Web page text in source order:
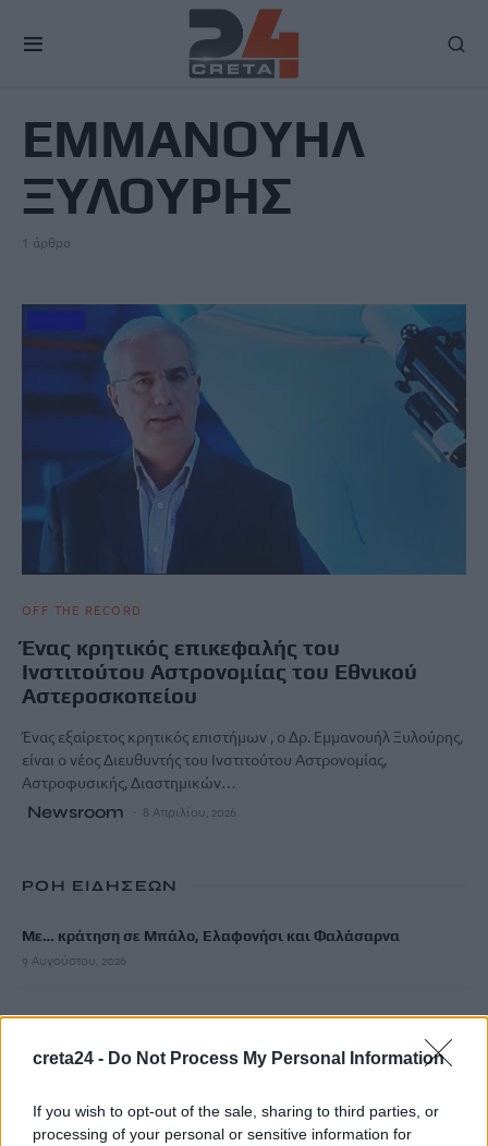
creta24 - Do Not Process My Personal Information
If you wish to opt-out of the sale, sharing to third parties, or
processing of your personal or sensitive information for
ΕΜΜΑΝΟΥΗΛ
ΞΥΛΟΥΡΗΣ
1 άρθρο
OFF THE RECORD
Ένας κρητικός επικεφαλής του
Ινστιτούτου Αστρονομίας του Εθνικού
Αστεροσκοπείου
Ένας εξαίρετος κρητικός επιστήμων , ο Δρ. Εμμανουήλ Ξυλούρης,
είναι ο νέος Διευθυντής του Ινστιτούτου Αστρονομίας,
Αστροφυσικής, Διαστημικών…
Newsroom 8 Απριλίου, 2026
ΡΟΗ ΕΙΔΗΣΕΩΝ
Με… κράτηση σε Μπάλο, Ελαφονήσι και Φαλάσαρνα
9 Αυγούστου, 2026
Ηράκλειο: Βλάβη στη μεγάλη γεώτρηση των Βασιλειών φέρνει
σοβαρά προβλήματα υδροδότησης σε 8 περιοχές
Γάζα: Νετανιάχου και Κατζ ενέκριναν έργα ανοικοδόμησης